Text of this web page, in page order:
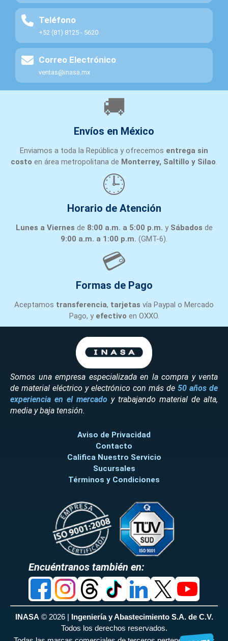
Teléfono
+52 (81) 8125 - 5620
Correo Electrónico
ventas@inasa.mx
🚚
Envíos en México
Enviamos a toda la República y ofrecemos entrega sin
costo en área metropolitana de Monterrey, Saltillo y Silao
🕒
Horario de Atención
Lunes a Viernes de 8:00 a.m. a 5:00 p.m. y Sábados de
9:00 a.m. a 1:00 p.m. (GMT-6).
💳
Formas de Pago
Aceptamos transferencia, tarjetas vía Paypal o Mercado
Pago, y efectivo en OXXO.
Somos una empresa especializada en la compra y venta
de material eléctrico y electrónico con más de 50 años de
experiencia en el mercado y trabajando material de alta,
media y baja tensión.
Aviso de Privacidad
Contacto
Califica Nuestro Servicio
Sucursales
Términos y Condiciones
Encuéntranos también en:
INASA © 2026 | Ingeniería y Abastecimiento S.A. de C.V.
Todos los derechos reservados.